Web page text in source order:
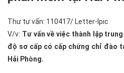
Thư tư vấn: 110417/ Letter-Ipic
V/v: Tư vấn về việc thành lập
độ sơ cấp có cấp chứng chỉ đào
Hải Phòng.